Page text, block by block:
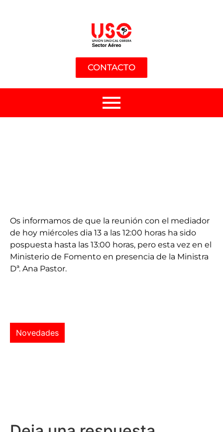
CONTACTO
Os informamos de que la reunión con el mediador
de hoy miércoles dia 13 a las 12:00 horas ha sido
pospuesta hasta las 13:00 horas, pero esta vez en el
Ministerio de Fomento en presencia de la Ministra
Dª. Ana Pastor.
Novedades